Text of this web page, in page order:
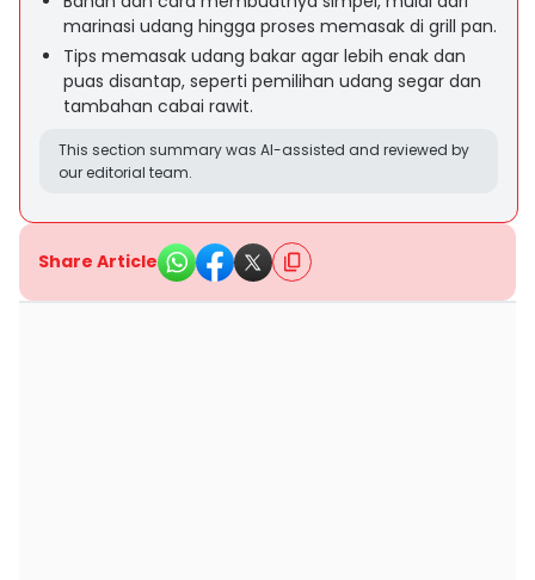
marinasi udang hingga proses memasak di grill pan.
Tips memasak udang bakar agar lebih enak dan
puas disantap, seperti pemilihan udang segar dan
tambahan cabai rawit.
This section summary was AI-assisted and reviewed by
our editorial team.
Share Article